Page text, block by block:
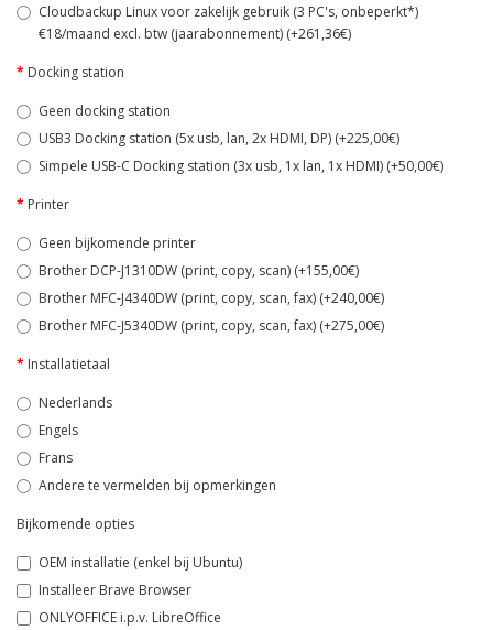
Cloudbackup Linux voor zakelijk gebruik (3 PC's, onbeperkt*)
€18/maand excl. btw (jaarabonnement) (+261,36€)
Docking station
Geen docking station
USB3 Docking station (5x usb, lan, 2x HDMI, DP) (+225,00€)
Simpele USB-C Docking station (3x usb, 1x lan, 1x HDMI) (+50,00€)
Printer
Geen bijkomende printer
Brother DCP-J1310DW (print, copy, scan) (+155,00€)
Brother MFC-J4340DW (print, copy, scan, fax) (+240,00€)
Brother MFC-J5340DW (print, copy, scan, fax) (+275,00€)
Installatietaal
Nederlands
Engels
Frans
Andere te vermelden bij opmerkingen
Bijkomende opties
OEM installatie (enkel bij Ubuntu)
Installeer Brave Browser
ONLYOFFICE i.p.v. LibreOffice